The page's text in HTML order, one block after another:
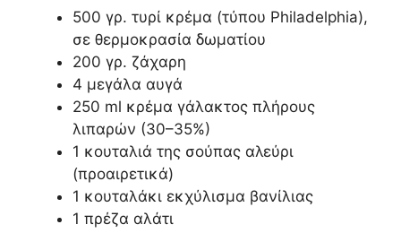
500 γρ. τυρί κρέμα (τύπου Philadelphia),
σε θερμοκρασία δωματίου
200 γρ. ζάχαρη
4 μεγάλα αυγά
250 ml κρέμα γάλακτος πλήρους
λιπαρών (30–35%)
1 κουταλιά της σούπας αλεύρι
(προαιρετικά)
1 κουταλάκι εκχύλισμα βανίλιας
1 πρέζα αλάτι